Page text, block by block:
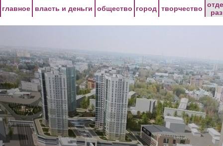
главное власть и деньги общество город творчество